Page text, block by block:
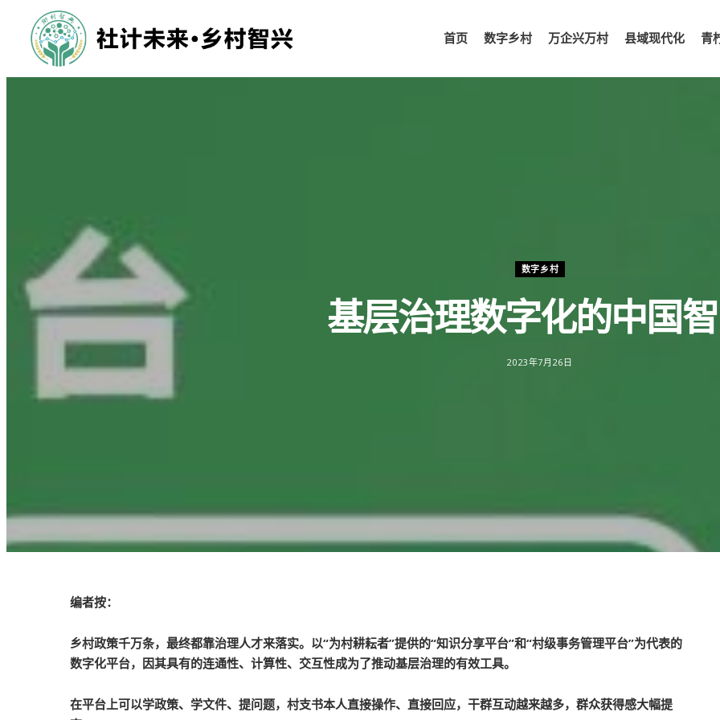
首页 数字乡村 万企兴万村 县域现代化 青
数字乡村
基层治理数字化的中国
2023年7月26日
编者按：
乡村政策千万条，最终都靠治理人才来落实。以“为村耕耘者”提供的“知识分享平台”和“村级事务管理平台”为代表的
数字化平台，因其具有的连通性、计算性、交互性成为了推动基层治理的有效工具。
在平台上可以学政策、学文件、提问题，村支书本人直接操作、直接回应，干群互动越来越多，群众获得感大幅提